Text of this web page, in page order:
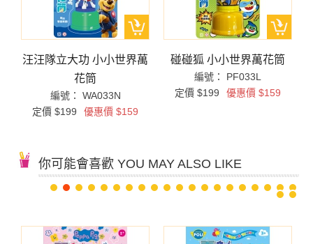
汪汪隊立大功 小小世界萬
花筒
編號： WA033N
定價 $199
優惠價 $159
碰碰狐 小小世界萬花筒
編號： PF033L
定價 $199
優惠價 $159
你可能會喜歡 YOU MAY ALSO LIKE